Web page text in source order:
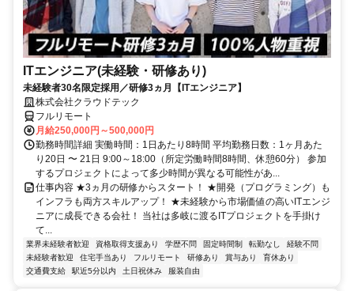
ITエンジニア(未経験・研修あり)
未経験者30名限定採用／研修3ヵ月【ITエンジニア】
株式会社クラウドテック
フルリモート
月給250,000円～500,000円
勤務時間詳細 実働時間：1日あたり8時間 平均勤務日数：1ヶ月あた
り20日 〜 21日 9:00～18:00（所定労働時間8時間、休憩60分） 参加
するプロジェクトによって多少時間が異なる可能性があ...
仕事内容 ★3ヵ月の研修からスタート！ ★開発（プログラミング）も
インフラも両方スキルアップ！ ★未経験から市場価値の高いITエンジ
ニアに成長できる会社！ 当社は多岐に渡るITプロジェクトを手掛け
て...
業界未経験者歓迎 資格取得支援あり 学歴不問 固定時間制 転勤なし
経験不問
未経験者歓迎
住宅手当あり フルリモート 研修あり 賞与あり
育休あり
交通費支給
駅近5分以内 土日祝休み 服装自由